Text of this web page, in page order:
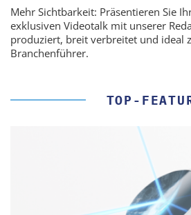
Mehr Sichtbarkeit: Präsentieren Sie
exklusiven Videotalk mit unserer
produziert, breit verbreitet und ideal
Branchenführer.
TOP-